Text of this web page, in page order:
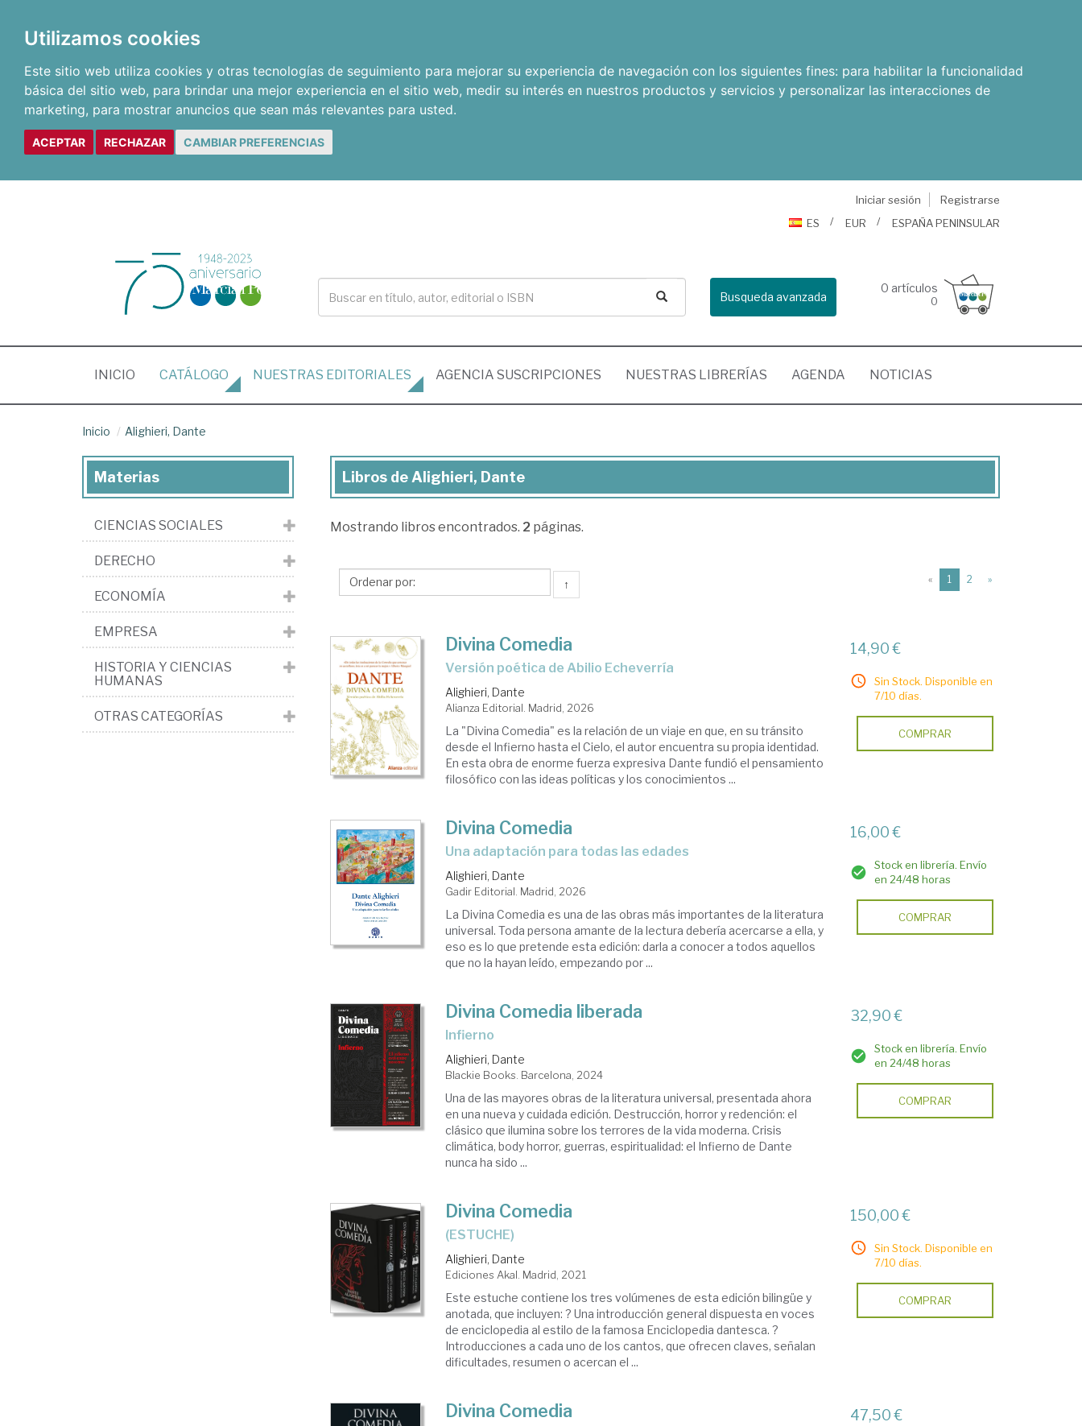
Utilizamos cookies
Este sitio web utiliza cookies y otras tecnologías de seguimiento para mejorar su experiencia de navegación con los siguientes fines: para habilitar la funcionalidad
básica del sitio web, para brindar una mejor experiencia en el sitio web, medir su interés en nuestros productos y servicios y personalizar las interacciones de
marketing, para mostrar anuncios que sean más relevantes para usted.
ACEPTAR RECHAZAR CAMBIAR PREFERENCIAS
Iniciar sesión
Registrarse
ES
EUR ESPAÑA PENINSULAR
Busqueda avanzada
0 artículos
0
INICIO (CURRENT)
CATÁLOGO NUESTRAS EDITORIALES AGENCIA SUSCRIPCIONES NUESTRAS LIBRERÍAS AGENDA NOTICIAS
Inicio Alighieri, Dante
Libros
Alighieri,
Libros de Alighieri, Dante
Mostrando libros encontrados. 2 páginas.
↑ « 1 (current)
2 »
Divina Comedia
Versión poética de Abilio Echeverría
Alighieri, Dante
Alianza Editorial. Madrid, 2026
La "Divina Comedia" es la relación de un viaje en que, en su tránsito
desde el Infierno hasta el Cielo, el autor encuentra su propia identidad.
En esta obra de enorme fuerza expresiva Dante fundió el pensamiento
filosófico con las ideas políticas y los conocimientos ...
14,90 €
Sin Stock. Disponible en
7/10 días.
COMPRAR
Divina Comedia
Una adaptación para todas las edades
Alighieri, Dante
Gadir Editorial. Madrid, 2026
La Divina Comedia es una de las obras más importantes de la literatura
universal. Toda persona amante de la lectura debería acercarse a ella, y
eso es lo que pretende esta edición: darla a conocer a todos aquellos
que no la hayan leído, empezando por ...
16,00 €
Stock en librería. Envío
en 24/48 horas
COMPRAR
Divina Comedia liberada
Infierno
Alighieri, Dante
Blackie Books. Barcelona, 2024
Una de las mayores obras de la literatura universal, presentada ahora
en una nueva y cuidada edición. Destrucción, horror y redención: el
clásico que ilumina sobre los terrores de la vida moderna. Crisis
climática, body horror, guerras, espiritualidad: el Infierno de Dante
nunca ha sido ...
32,90 €
Stock en librería. Envío
en 24/48 horas
COMPRAR
Divina Comedia
(ESTUCHE)
Alighieri, Dante
Ediciones Akal. Madrid, 2021
Este estuche contiene los tres volúmenes de esta edición bilingüe y
anotada, que incluyen: ? Una introducción general dispuesta en voces
de enciclopedia al estilo de la famosa Enciclopedia dantesca. ?
Introducciones a cada uno de los cantos, que ofrecen claves, señalan
dificultades, resumen o acercan el ...
150,00 €
Sin Stock. Disponible en
7/10 días.
COMPRAR
Divina Comedia 47,50 €
Materias
CIENCIAS SOCIALES
DERECHO
ECONOMÍA
EMPRESA
HISTORIA Y CIENCIAS
HUMANAS
OTRAS CATEGORÍAS